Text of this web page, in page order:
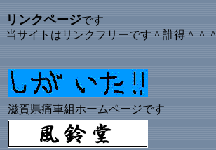
リンクページです
当サイトはリンクフリーです＾誰得＾＾＾
滋賀県痛車組ホームページです